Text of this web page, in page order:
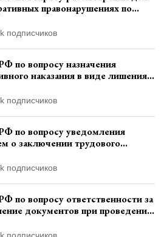
правонарушениях по
и сроков давности
ответственности
подписчиков
по вопросу назначения
наказания в виде лишения
транспортными средствами
подписчиков
по вопросу уведомления
о заключении трудового
государственным
подписчиков
по вопросу ответственности за
документов при проведении